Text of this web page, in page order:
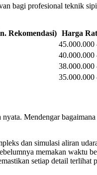
bagi profesional teknik
Rekomendasi) Harga
45.000.000
40.000.000
38.000.000
35.000.000
Mendengar
dan simulasi aliran
memakan waktu
setiap detail terlihat